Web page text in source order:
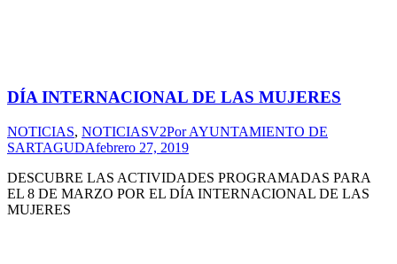
DÍA INTERNACIONAL DE LAS MUJERES
NOTICIAS, NOTICIASV2PorAYUNTAMIENTO DE
SARTAGUDAfebrero 27, 2019
DESCUBRE LAS ACTIVIDADES PROGRAMADAS PARA
EL 8 DE MARZO POR EL DÍA INTERNACIONAL DE LAS
MUJERES